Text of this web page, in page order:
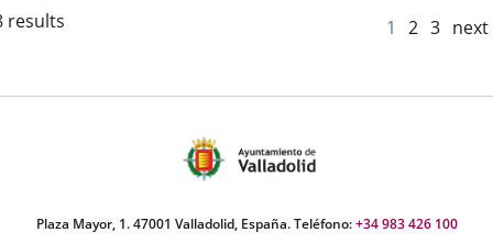
results 1 2 3 next
Plaza Mayor, 1. 47001 Valladolid, España. Teléfono:+34 983 426 100